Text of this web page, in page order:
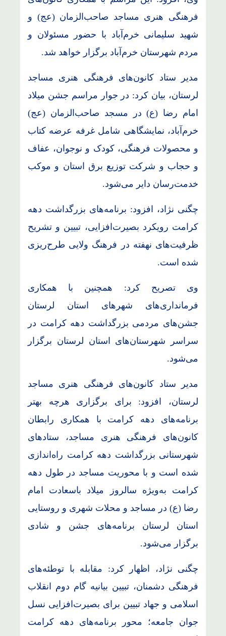
فرهنگی هنری مساجد صاحب‌الزمان (عج) و
شهید سلیمانی خرم‌آباد با حضور مسئولان و
مردم شهرستان خرم‌آباد برگزار خواهد شد.
مدیر ستاد کانون‌های فرهنگی هنری مساجد
لرستان، بیان کرد: در جوار مراسم جشن میلاد
امام رضا (ع) در مسجد صاحب‌الزمان (عج)
خرم‌آباد، نمایشگاهی شامل غرفه عرضه کتاب
و محصولات فرهنگی، کودک و نوجوان، عفاف
و حجاب و شرکت توزیع برق استان و موکب
خدمت‌رسان دایر می‌شود.
چگنی نژاد، افزود: برنامه‌های بزرگداشت دهه
کرامت رویکرد بصیرت‌افزایی، تبیین و تشریح
ظرفیت‌های نهفته در فرهنگ ولایی طرح‌ریزی
شده است.
وی تصریح کرد: همچنین با همکاری
فرمانداری‌های شهرهای استان لرستان
جشن‌های مردمی بزرگداشت دهه کرامت در
سراسر شهرستان‌های استان لرستان برگزار
می‌شود.
مدیر ستاد کانون‌های فرهنگی هنری مساجد
لرستان، افزود: برای برگزاری هرچه بهتر
برنامه‌های دهه کرامت با همکاری رابطان
کانون‌های فرهنگی هنری مساجد، ستادهای
شهرستانی بزرگداشت دهه کرامت راه‌اندازی
شده است و با محوریت مساجد در طول دهه
کرامت به‌ویژه سالروز میلاد باسعادت امام
رضا (ع) در مساجد و محلات شهری و روستایی
استان لرستان برنامه‌های جشن و شادی
برگزار می‌شود.
چگنی نژاد، اظهار کرد: مقابله با توطئه‌های
فرهنگی دشمنان، تبیین بیانیه گام دوم انقلاب
اسلامی و جهاد تبیین برای بصیرت‌افزایی نسل
جوان جامعه؛ محور برنامه‌های دهه کرامت